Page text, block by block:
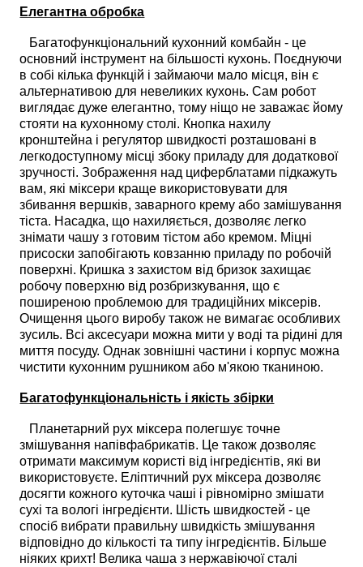
Елегантна обробка
Багатофункціональний кухонний комбайн - це
основний інструмент на більшості кухонь. Поєднуючи
в собі кілька функцій і займаючи мало місця, він є
альтернативою для невеликих кухонь. Сам робот
виглядає дуже елегантно, тому ніщо не заважає йому
стояти на кухонному столі. Кнопка нахилу
кронштейна і регулятор швидкості розташовані в
легкодоступному місці збоку приладу для додаткової
зручності. Зображення над циферблатами підкажуть
вам, які міксери краще використовувати для
збивання вершків, заварного крему або замішування
тіста. Насадка, що нахиляється, дозволяє легко
знімати чашу з готовим тістом або кремом. Міцні
присоски запобігають ковзанню приладу по робочій
поверхні. Кришка з захистом від бризок захищає
робочу поверхню від розбризкування, що є
поширеною проблемою для традиційних міксерів.
Очищення цього виробу також не вимагає особливих
зусиль. Всі аксесуари можна мити у воді та рідині для
миття посуду. Однак зовнішні частини і корпус можна
чистити кухонним рушником або м'якою тканиною.
Багатофункціональність і якість збірки
Планетарний рух міксера полегшує точне
змішування напівфабрикатів. Це також дозволяє
отримати максимум користі від інгредієнтів, які ви
використовуєте. Еліптичний рух міксера дозволяє
досягти кожного куточка чаші і рівномірно змішати
сухі та вологі інгредієнти. Шість швидкостей - це
спосіб вибрати правильну швидкість змішування
відповідно до кількості та типу інгредієнтів. Більше
ніяких крихт! Велика чаша з нержавіючої сталі